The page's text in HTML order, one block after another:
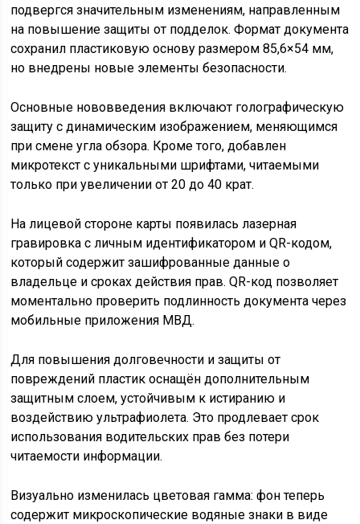
подвергся значительным изменениям, направленным
на повышение защиты от подделок. Формат документа
сохранил пластиковую основу размером 85,6×54 мм,
но внедрены новые элементы безопасности.
Основные нововведения включают голографическую
защиту с динамическим изображением, меняющимся
при смене угла обзора. Кроме того, добавлен
микротекст с уникальными шрифтами, читаемыми
только при увеличении от 20 до 40 крат.
На лицевой стороне карты появилась лазерная
гравировка с личным идентификатором и QR-кодом,
который содержит зашифрованные данные о
владельце и сроках действия прав. QR-код позволяет
моментально проверить подлинность документа через
мобильные приложения МВД.
Для повышения долговечности и защиты от
повреждений пластик оснащён дополнительным
защитным слоем, устойчивым к истиранию и
воздействию ультрафиолета. Это продлевает срок
использования водительских прав без потери
читаемости информации.
Визуально изменилась цветовая гамма: фон теперь
содержит микроскопические водяные знаки в виде